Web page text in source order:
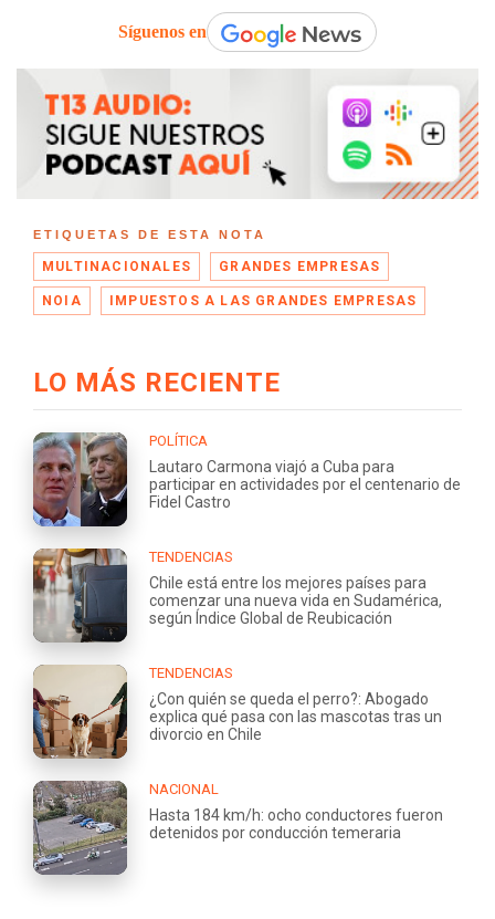
Síguenos en
ETIQUETAS DE ESTA NOTA
MULTINACIONALES GRANDES EMPRESAS
NOIA IMPUESTOS A LAS GRANDES EMPRESAS
LO MÁS RECIENTE
POLÍTICA
Lautaro Carmona viajó a Cuba para
participar en actividades por el centenario de
Fidel Castro
TENDENCIAS
Chile está entre los mejores países para
comenzar una nueva vida en Sudamérica,
según Índice Global de Reubicación
TENDENCIAS
¿Con quién se queda el perro?: Abogado
explica qué pasa con las mascotas tras un
divorcio en Chile
NACIONAL
Hasta 184 km/h: ocho conductores fueron
detenidos por conducción temeraria